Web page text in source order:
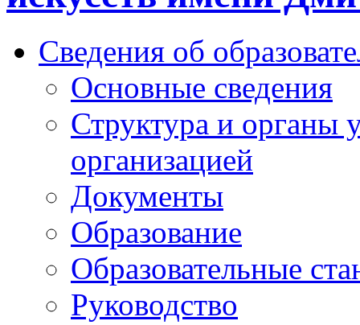
Сведения об
Основные сведения
Структура и органы
организацией
Документы
Образование
Образовательные
Руководство